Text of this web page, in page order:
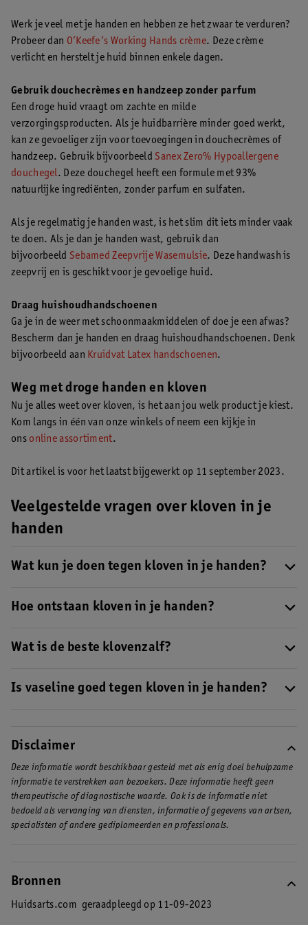
Werk je veel met je handen en hebben ze het zwaar te verduren?
Probeer dan O’Keefe’s Working Hands crème. Deze crème
verlicht en herstelt je huid binnen enkele dagen.
Gebruik douchecrèmes en handzeep zonder parfum
Een droge huid vraagt om zachte en milde
verzorgingsproducten. Als je huidbarrière minder goed werkt,
kan ze gevoeliger zijn voor toevoegingen in douchecrèmes of
handzeep. Gebruik bijvoorbeeld Sanex Zero% Hypoallergene
douchegel. Deze douchegel heeft een formule met 93%
natuurlijke ingrediënten, zonder parfum en sulfaten.
Als je regelmatig je handen wast, is het slim dit iets minder vaak
te doen. Als je dan je handen wast, gebruik dan
bijvoorbeeld Sebamed Zeepvrije Wasemulsie. Deze handwash is
zeepvrij en is geschikt voor je gevoelige huid.
Draag huishoudhandschoenen
Ga je in de weer met schoonmaakmiddelen of doe je een afwas?
Bescherm dan je handen en draag huishoudhandschoenen. Denk
bijvoorbeeld aan Kruidvat Latex handschoenen.
Weg met droge handen en kloven
Nu je alles weet over kloven, is het aan jou welk product je kiest.
Kom langs in één van onze winkels of neem een kijkje in
ons online assortiment.
Dit artikel is voor het laatst bijgewerkt op 11 september 2023.
Veelgestelde vragen over kloven in je
handen
Wat kun je doen tegen kloven in je handen?
hebt:
• Verzorg wondjes
Wil je meer lezen over wat je kan doen als je kloven in je handen
Hoe ontstaan kloven in je handen?
afneemt en je huidbarrière vermindert. Er zijn verschillende
welke
Wat is de beste klovenzalf?
extract en ondersteunt het herstellend vermogen van je huid. Als
tegen kloven? Lees dan onze BLOG .
Is vaseline goed tegen kloven in je handen?
hydrateert je huid minder.
Disclaimer
Deze informatie wordt beschikbaar gesteld met als enig doel behulpzame
informatie te verstrekken aan bezoekers. Deze informatie heeft geen
therapeutische of diagnostische waarde. Ook is de informatie niet
bedoeld als vervanging van diensten, informatie of gegevens van artsen,
specialisten of andere gediplomeerden en professionals.
Bronnen
Huidsarts.com geraadpleegd op 11-09-2023